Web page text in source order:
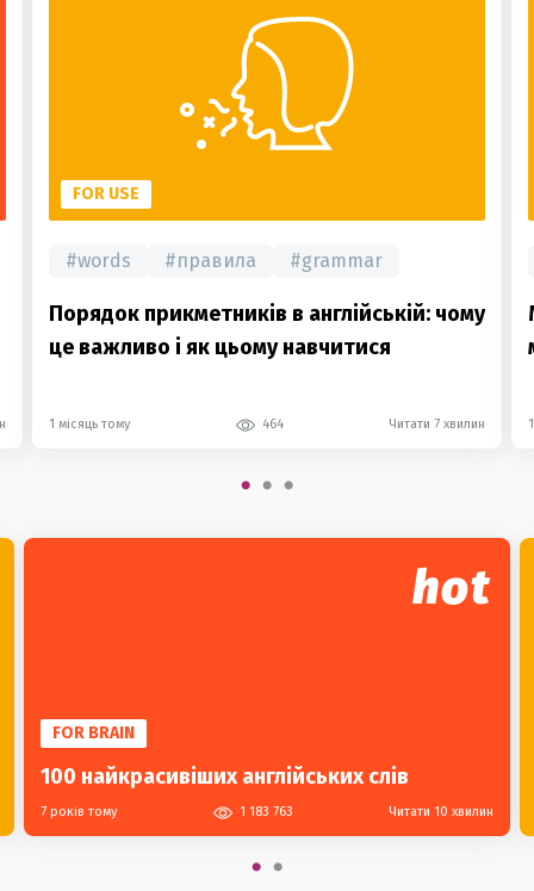
FOR USE
#words #правила #grammar
Порядок прикметників в англійській: чому
це важливо і як цьому навчитися
1 місяць тому 464 Читати 7 хвилин
hot
FOR BRAIN
100 найкрасивіших англійських слів
7 років тому 1 183 763 Читати 10 хвилин